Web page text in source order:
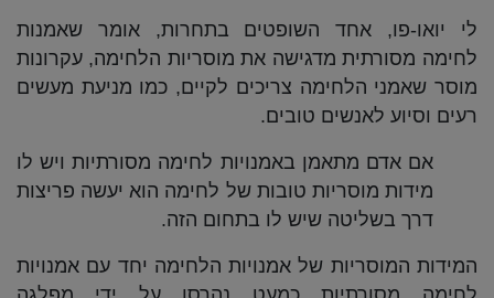
לי יואו-פו, אחד השופטים בתחרות, אומר שאמנות
לחימה מסורתית מדגישה את מוסריות הלחימה, עקרונות
מוסר שאמני הלחימה צריכים לקיים, כמו מניעת מעשים
רעים וסיוע לאנשים טובים.
אם אדם מתאמן באמנויות לחימה מסורתיות ויש לו
מידות מוסריות טובות של לחימה הוא יעשה פריצות
דרך בשליטה שיש לו בתחום הזה.
המידות המוסריות של אמנויות הלחימה יחד עם אמנויות